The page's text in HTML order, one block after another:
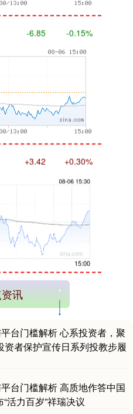
-19.58 -0.55%
-1.63 -0.02%
讯
台门槛解析 心系投资者，聚
者保护宣传日系列投教步履
台门槛解析 高质地作答中国
活力百岁”祥瑞决议